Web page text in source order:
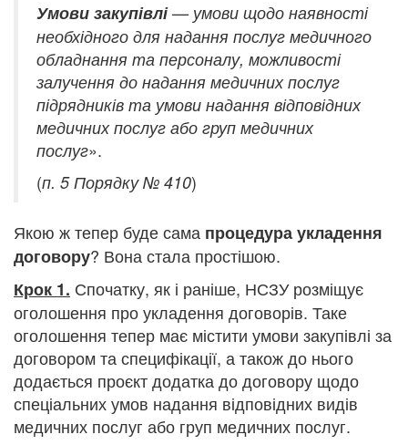
Умови закупівлі— умови щодо наявності
необхідного для надання послуг медичного
обладнання та персоналу, можливості
залучення до надання медичних послуг
підрядників та умови надання відповідних
медичних послуг або груп медичних
послуг».
(п. 5 Порядку № 410)
Якою ж тепер буде сама процедура укладення
договору? Вона стала простішою.
Крок 1. Спочатку, як і раніше, НСЗУ розміщує
оголошення про укладення договорів. Таке
оголошення тепер має містити умови закупівлі за
договором та специфікації, а також до нього
додається проєкт додатка до договору щодо
спеціальних умов надання відповідних видів
медичних послуг або груп медичних послуг.